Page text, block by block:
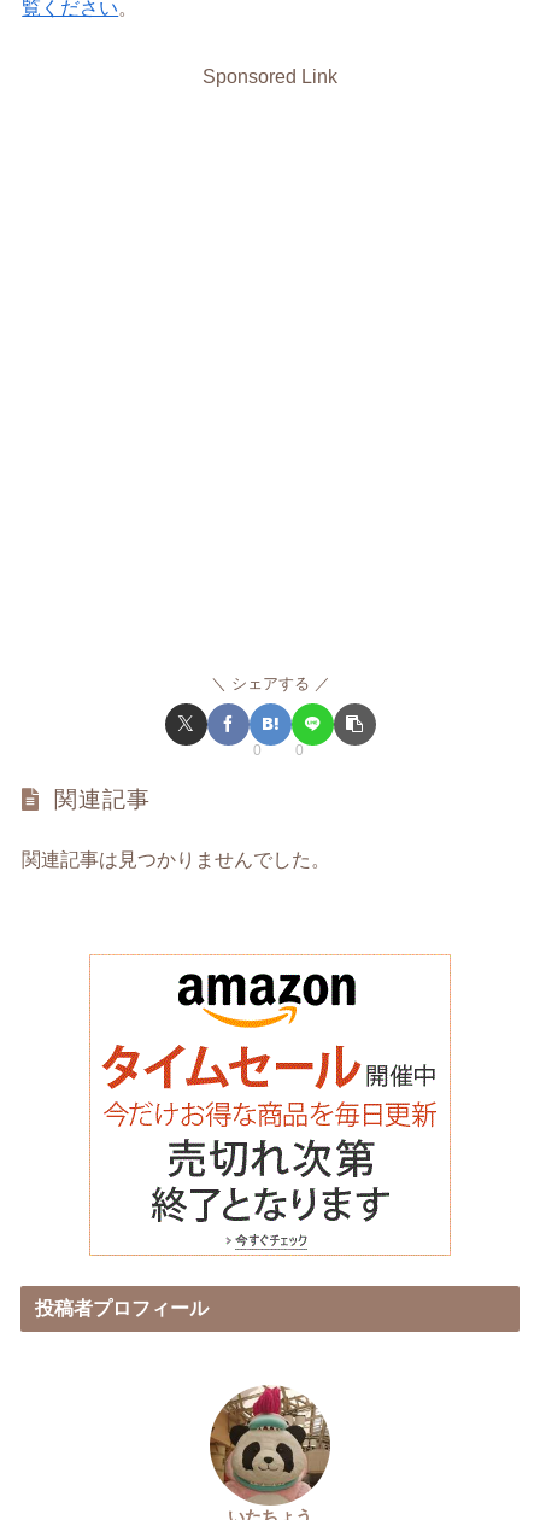
覧ください。
Sponsored Link
シェアする
0 0
関連記事
関連記事は見つかりませんでした。
投稿者プロフィール